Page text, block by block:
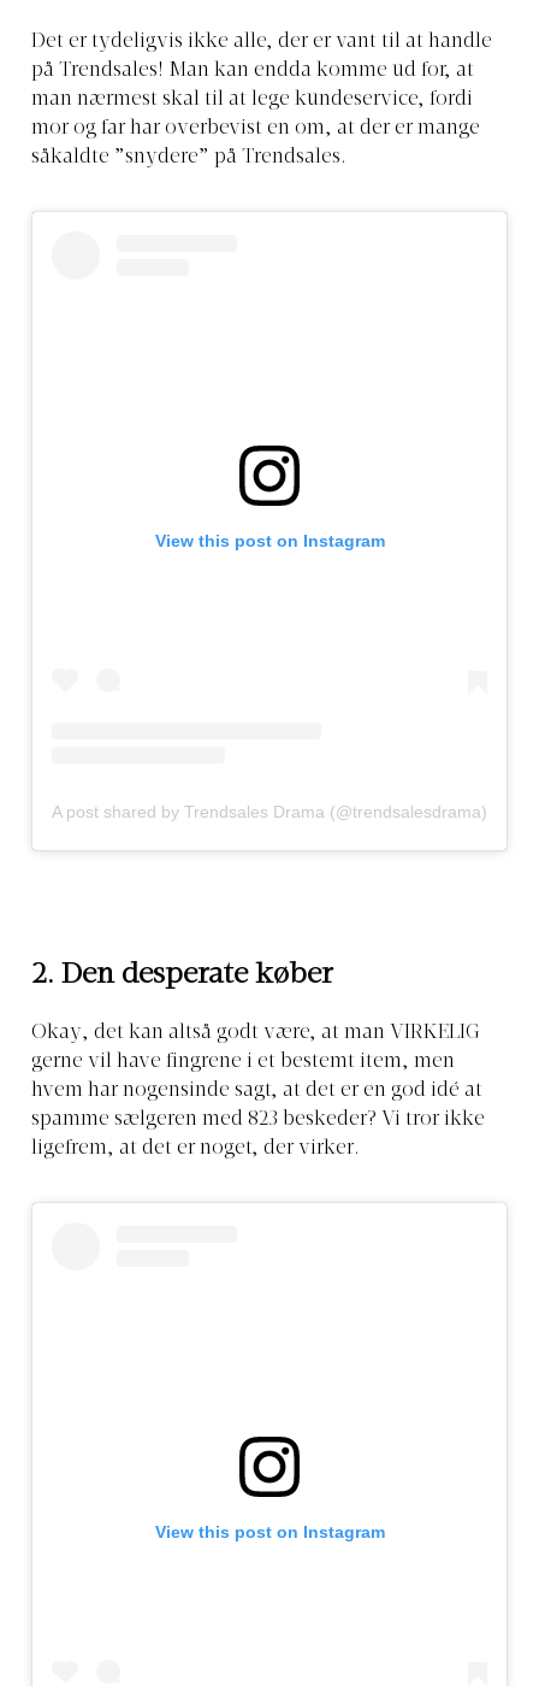
Det er tydeligvis ikke alle, der er vant til at handle
på Trendsales! Man kan endda komme ud for, at
man nærmest skal til at lege kundeservice, fordi
mor og far har overbevist en om, at der er mange
såkaldte ”snydere” på Trendsales.
View this post on Instagram
A post shared by Trendsales Drama (@trendsalesdrama)
2. Den desperate køber
Okay, det kan altså godt være, at man VIRKELIG
gerne vil have fingrene i et bestemt item, men
hvem har nogensinde sagt, at det er en god idé at
spamme sælgeren med 823 beskeder? Vi tror ikke
ligefrem, at det er noget, der virker.
View this post on Instagram